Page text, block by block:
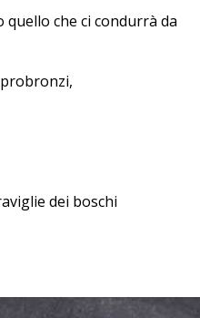
che ci condurrà da
dei boschi